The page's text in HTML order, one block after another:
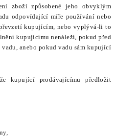
zboží způsobené jeho obvyklým
odpovídající míře používání nebo
kupujícím, nebo vyplývá-li to
kupujícímu nenáleží, pokud před
anebo pokud vadu sám kupující
kupující prodávajícímu předložit